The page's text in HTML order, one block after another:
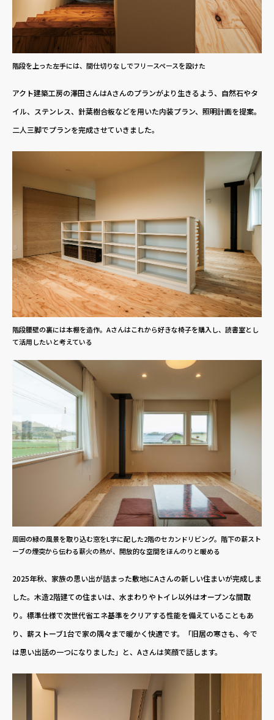
階段を上った左手には、間仕切りなしでフリースペースを設けた
アクト建築工房の澤田さんはAさんのプランがより生きるよう、自然石やタ
イル、ステンレス、針葉樹合板などを用いた内装プラン、照明計画を提案。
二人三脚でプランを完成させていきました。
階段腰壁の裏には本棚を造作。Aさんはこれから好きな椅子を購入し、読書室とし
て活用したいと考えている
周囲の緑の風景を取り込む窓をL字に配した2階のセカンドリビング。階下の薪スト
ーブの煙突から伝わる薪火の熱が、開放的な空間をほんのりと暖める
2025年秋、家族の思い出が詰まった敷地にAさんの新しい住まいが完成しま
した。木造2階建ての住まいは、水まわりやトイレ以外はオープンな間取
り。標準仕様で次世代省エネ基準をクリアする性能を備えていることもあ
り、薪ストーブ1台で家の隅々まで暖かく快適です。「旧居の寒さも、今で
は思い出話の一つになりました」と、Aさんは笑顔で話します。